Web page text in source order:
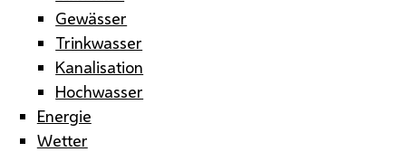
Gewässer
Trinkwasser
Kanalisation
Hochwasser
Energie
Wetter